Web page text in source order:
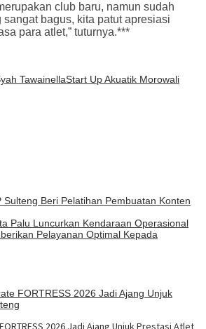
club baru, namun sudah
sangat bagus, kita patut apresiasi
para atlet,” tuturnya.***
TawainellaStart Up Akuatik Morowali
Sulteng Beri Pelatihan Pembuatan Konten
Palu Luncurkan Kendaraan Operasional
Pelayanan Optimal Kepada
2026 Jadi Ajang Unjuk Prestasi Atlet